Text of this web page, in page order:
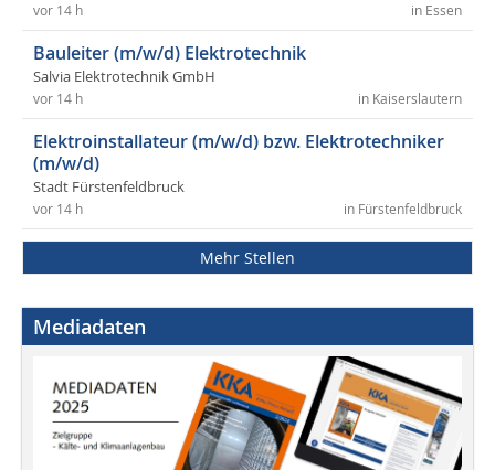
in Essen
vor 14 h
Bauleiter (m/w/d) Elektrotechnik
Salvia Elektrotechnik GmbH
in Kaiserslautern
vor 14 h
Elektroinstallateur (m/w/d) bzw. Elektrotechniker
(m/w/d)
Stadt Fürstenfeldbruck
in Fürstenfeldbruck
vor 14 h
Mehr Stellen
Mediadaten